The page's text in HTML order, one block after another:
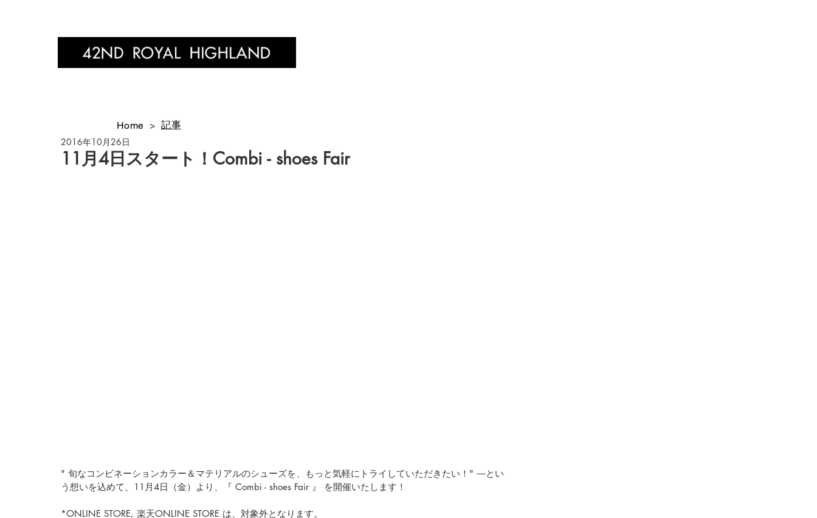
11月4日スタート！Combi - shoes Fair
2016年10月26日
" 旬なコンビネーションカラー＆マテリアルのシューズを、もっと気軽にトライしていただきたい！" ―とい
う想いを込めて、11月4日（金）より、『 Combi - shoes Fair 』 を開催いたします！
*ONLINE STORE, 楽天ONLINE STORE は、対象外となります。
Home > 記事